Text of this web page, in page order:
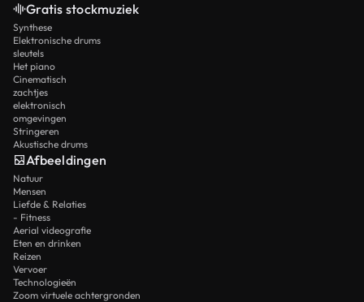
Gratis stockmuziek
Synthese
Elektronische drums
sleutels
Het piano
Cinematisch
zachtjes
elektronisch
omgevingen
Stringeren
Akustische drums
Afbeeldingen
Natuur
Mensen
Liefde & Relaties
- Fitness
Aerial videografie
Eten en drinken
Reizen
Vervoer
Technologieën
Zoom virtuele achtergronden